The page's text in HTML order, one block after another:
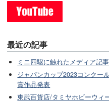
最近の記事
ミニ四駆に触れたメディア記
ジャパンカップ2023コンクー
賞作品発表
東武百貨店/タミヤホビーウィ